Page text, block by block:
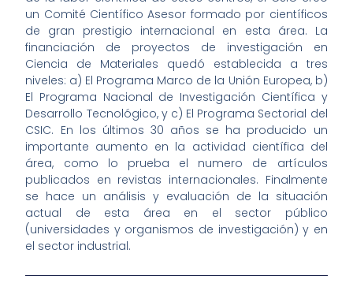
un Comité Científico Asesor formado por científicos
de gran prestigio internacional en esta área. La
financiación de proyectos de investigación en
Ciencia de Materiales quedó establecida a tres
niveles: a) El Programa Marco de la Unión Europea, b)
El Programa Nacional de Investigación Científica y
Desarrollo Tecnológico, y c) El Programa Sectorial del
CSIC. En los últimos 30 años se ha producido un
importante aumento en la actividad científica del
área, como lo prueba el numero de artículos
publicados en revistas internacionales. Finalmente
se hace un análisis y evaluación de la situación
actual de esta área en el sector público
(universidades y organismos de investigación) y en
el sector industrial.